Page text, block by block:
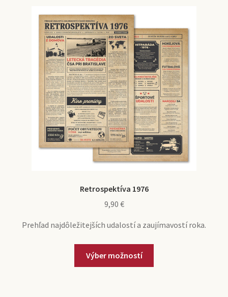
Retrospektíva 1976
9,90 €
Prehľad najdôležitejších udalostí a zaujímavostí roka.
Výber možností